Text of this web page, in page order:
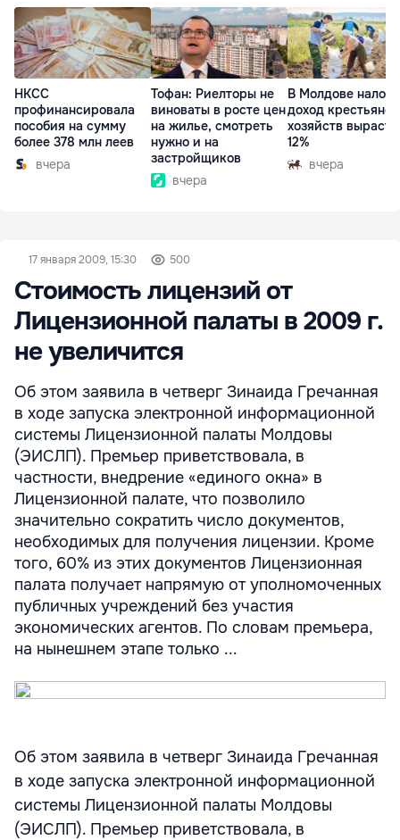
НКСС
профинансировала
пособия на сумму
более 378 млн леев
вчера
Тофан: Риелторы не
виноваты в росте цен
на жилье, смотреть
нужно и на
застройщиков
вчера
В Молдове налог
доход
хозяйств
12%
вчера
17 января 2009, 15:30 500
Стоимость лицензий от
Лицензионной палаты в 2009 г.
не увеличится
Об этом заявила в четверг Зинаида Гречанная
в ходе запуска электронной информационной
системы Лицензионной палаты Молдовы
(ЭИСЛП). Премьер приветствовала, в
частности, внедрение «единого окна» в
Лицензионной палате, что позволило
значительно сократить число документов,
необходимых для получения лицензии. Кроме
того, 60% из этих документов Лицензионная
палата получает напрямую от уполномоченных
публичных учреждений без участия
экономических агентов. По словам премьера,
на нынешнем этапе только ...
Об этом заявила в четверг Зинаида Гречанная
в ходе запуска электронной информационной
системы Лицензионной палаты Молдовы
(ЭИСЛП). Премьер приветствовала, в